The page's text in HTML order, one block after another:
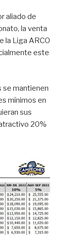
aliado de
la venta
la Liga ARCO
este
se mantienen
mínimos en
sus
20%